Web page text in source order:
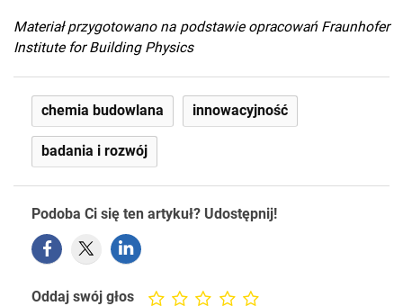
Materiał przygotowano na podstawie opracowań Fraunhofer
Institute for Building Physics
chemia budowlana innowacyjność
badania i rozwój
Podoba Ci się ten artykuł? Udostępnij!
Oddaj swój głos